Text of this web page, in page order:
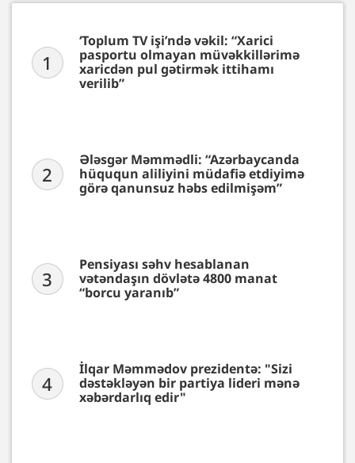
1
‘Toplum TV işi’ndə vəkil: “Xarici
pasportu olmayan müvəkkillərimə
xaricdən pul gətirmək ittihamı
verilib”
2
Ələsgər Məmmədli: “Azərbaycanda
hüququn aliliyini müdafiə etdiyimə
görə qanunsuz həbs edilmişəm”
3
Pensiyası səhv hesablanan
vətəndaşın dövlətə 4800 manat
“borcu yaranıb”
4
İlqar Məmmədov prezidentə: "Sizi
dəstəkləyən bir partiya lideri mənə
xəbərdarlıq edir"